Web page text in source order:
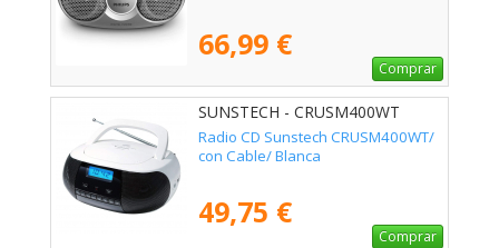
66,99 €
Comprar
SUNSTECH - CRUSM400WT
Radio CD Sunstech CRUSM400WT/
con Cable/ Blanca
49,75 €
Comprar